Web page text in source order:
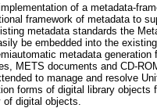
of a metadata-
framework of metadata to
metadata standards the
be embedded into the
metadata
METS documents and CD-
to manage and resolve
forms of digital library
digital objects.